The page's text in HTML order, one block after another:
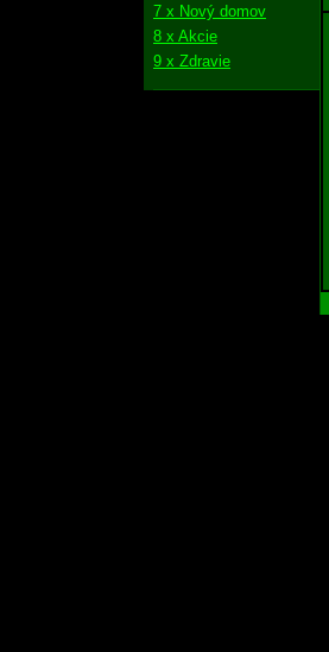
7 x Nový domov
8 x Akcie
9 x Zdravie